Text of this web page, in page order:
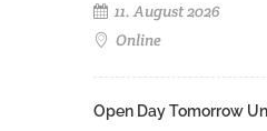
11. August 2026
Online
Open Day Tomorrow